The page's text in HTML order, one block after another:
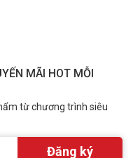
MÃI HOT MỖI
từ chương trình siêu